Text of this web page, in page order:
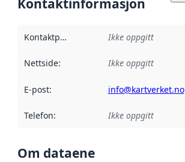
Kontaktinformasjon
Kontaktpunkt Ikke oppgitt
Nettside: Ikke oppgitt
E-post: info@kartverket.no
Telefon: Ikke oppgitt
Om dataene